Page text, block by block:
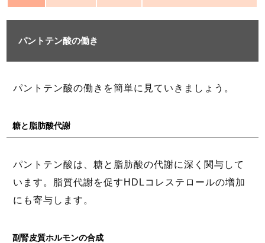
パントテン酸の働き
パントテン酸の働きを簡単に見ていきましょう。
糖と脂肪酸代謝
パントテン酸は、糖と脂肪酸の代謝に深く関与して
います。脂質代謝を促すHDLコレステロールの増加
にも寄与します。
副腎皮質ホルモンの合成